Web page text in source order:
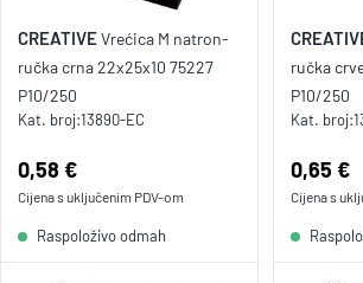
CREATIVEVrećica M natron-
ručka crna 22x25x10 75227
P10/250
Kat. broj:13890-EC
Cijena:
0,58 €
Cijena s uključenim PDV-om
Raspoloživo odmah
ručka
P10/250
Kat. broj:
Cijena:
0,65 €
Cijena s